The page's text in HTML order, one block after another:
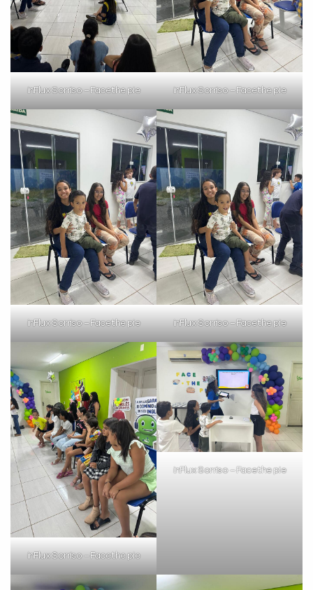
inFlux Sorriso – Face the pie inFlux Sorriso – Face the pie
inFlux Sorriso – Face the pie inFlux Sorriso – Face the pie
inFlux Sorriso – Face the pie
inFlux Sorriso – Face the pie